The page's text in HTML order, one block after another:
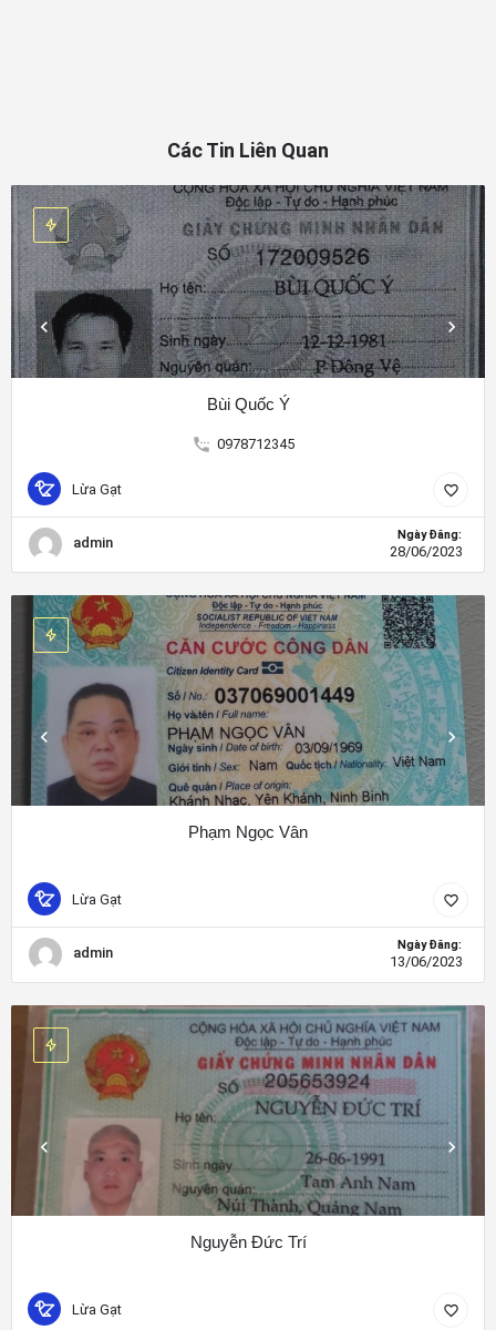
Các Tin Liên Quan
Bùi Quốc Ý
0978712345
Lừa Gạt
admin Ngày Đăng:
28/06/2023
Phạm Ngọc Vân
Lừa Gạt
admin Ngày Đăng:
13/06/2023
Nguyễn Đức Trí
Lừa Gạt